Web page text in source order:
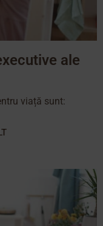
ale
viață sunt: